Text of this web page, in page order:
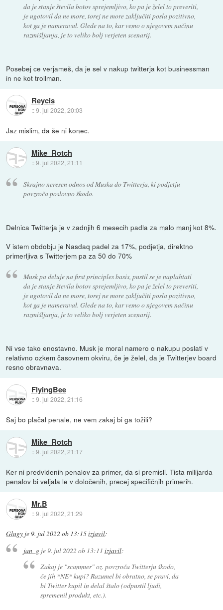
da je stanje števila botov sprejemljivo, ko pa je želel to preveriti,
je ugotovil da ne more, torej ne more zaključiti posla pozitivno,
kot ga je nameraval. Glede na to, kar vemo o njegovem načinu
razmišljanja, je to veliko bolj verjeten scenarij.
Posebej ce verjameš, da je sel v nakup twitterja kot businessman
in ne kot trollman.
Reycis
::9. jul 2022, 20:03
Jaz mislim, da še ni konec.
Mike_Rotch
::9. jul 2022, 21:11
Skrajno neresen odnos od Muska do Twitterja, ki podjetju
povzroča poslovno škodo.
Delnica Twitterja je v zadnjih 6 mesecih padla za malo manj kot 8%.
V istem obdobju je Nasdaq padel za 17%, podjetja, direktno
primerljiva s Twitterjem pa za 50 do 70%
Musk pa deluje na first principles basis, pustil se je naplahtati
da je stanje števila botov sprejemljivo, ko pa je želel to preveriti,
je ugotovil da ne more, torej ne more zaključiti posla pozitivno,
kot ga je nameraval. Glede na to, kar vemo o njegovem načinu
razmišljanja, je to veliko bolj verjeten scenarij.
Ni vse tako enostavno. Musk je moral namero o nakupu poslati v
relativno ozkem časovnem okviru, če je želel, da je Twitterjev board
resno obravnava.
FlyingBee
::9. jul 2022, 21:16
Saj bo plačal penale, ne vem zakaj bi ga tožili?
Mike_Rotch
::9. jul 2022, 21:17
Ker ni predvidenih penalov za primer, da si premisli. Tista milijarda
penalov bi veljala le v določenih, precej specifičnih primerih.
Mr.B
::9. jul 2022, 21:29
Glugy je9. jul 2022 ob 13:15izjavil:
jan_gje 9. jul 2022 ob 13:11 izjavil:
Zakaj je "scammer" oz. povzroča Twitterju škodo,
če jih *NE* kupi? Razumel bi obratno, se pravi, da
bi Twitter kupil in delal štalo (odpustil ljudi,
spremenil produkt, etc.).